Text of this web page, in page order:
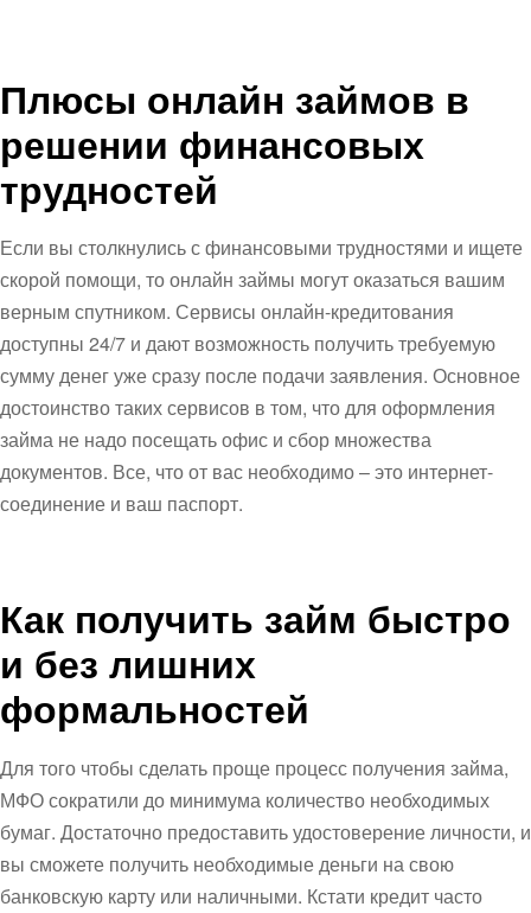
Плюсы онлайн займов в
решении финансовых
трудностей
Если вы столкнулись с финансовыми трудностями и ищете
скорой помощи, то онлайн займы могут оказаться вашим
верным спутником. Сервисы онлайн-кредитования
доступны 24/7 и дают возможность получить требуемую
сумму денег уже сразу после подачи заявления. Основное
достоинство таких сервисов в том, что для оформления
займа не надо посещать офис и сбор множества
документов. Все, что от вас необходимо – это интернет-
соединение и ваш паспорт.
Как получить займ быстро
и без лишних
формальностей
Для того чтобы сделать проще процесс получения займа,
МФО сократили до минимума количество необходимых
бумаг. Достаточно предоставить удостоверение личности, и
вы сможете получить необходимые деньги на свою
банковскую карту или наличными. Кстати кредит часто